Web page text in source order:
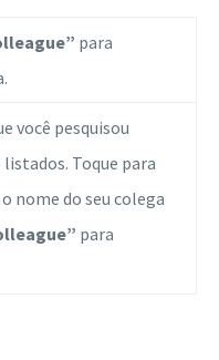
para
você pesquisou
Toque para
nome do seu colega
para